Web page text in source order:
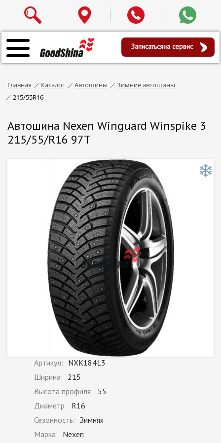
Записатьсяна сервис
Главная Каталог Автошины
Зимние автошины
215/55R16
Автошина Nexen Winguard Winspike 3
215/55/R16 97T
Артикул: NXK18413
Ширина: 215
Высота профиля: 55
Диаметр: R16
Сезонность: Зимняя
Марка: Nexen